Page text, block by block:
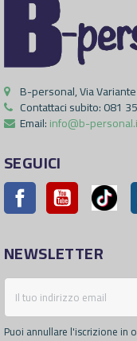
B-personal, Via
Contattaci subito:081
Email:info@b-
SEGUICI
Facebook YouTube
NEWSLETTER
Puoi annullare l'iscrizione in